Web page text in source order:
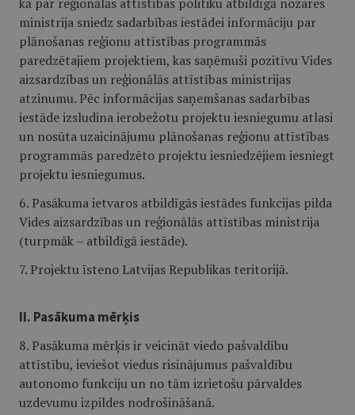
ministrija sniedz sadarbības iestādei informāciju par
plānošanas reģionu attīstības programmās
paredzētajiem projektiem, kas saņēmuši pozitīvu Vides
aizsardzības un reģionālās attīstības ministrijas
atzinumu. Pēc informācijas saņemšanas sadarbības
iestāde izsludina ierobežotu projektu iesniegumu atlasi
un nosūta uzaicinājumu plānošanas reģionu attīstības
programmās paredzēto projektu iesniedzējiem iesniegt
projektu iesniegumus.
6. Pasākuma ietvaros atbildīgās iestādes funkcijas pilda
Vides aizsardzības un reģionālās attīstības ministrija
(turpmāk – atbildīgā iestāde).
7. Projektu īsteno Latvijas Republikas teritorijā.
II. Pasākuma mērķis
8. Pasākuma mērķis ir veicināt viedo pašvaldību
attīstību, ieviešot viedus risinājumus pašvaldību
autonomo funkciju un no tām izrietošu pārvaldes
uzdevumu izpildes nodrošināšanā.